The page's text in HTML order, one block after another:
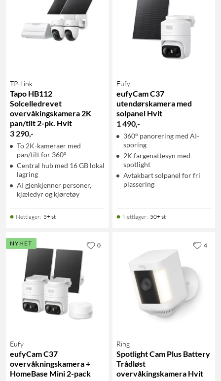
TP-Link
Tapo HB112
Solcelledrevet
overvåkingskamera 2K
pan/tilt 2-pk. Hvit
3 290,-
To 2K-kameraer med
pan/tilt for 360°
Central hub med 16 GB lokal
lagring
AI gjenkjenner personer,
kjæledyr og kjøretøy
Nettlager: 5+ st
Eufy
eufyCam C37
utendørskamera med
solpanel Hvit
1 490,-
360° panorering med AI-
sporing
2K fargenattesyn med
spotlight
Avtakbart solpanel for fri
plassering
Nettlager: 50+ st
NYHET
Eufy
eufyCam C37
overvåkningskamera +
HomeBase Mini 2-pack
0
Ring
Spotlight Cam Plus Battery
Trådløst
overvåkingskamera Hvit
4